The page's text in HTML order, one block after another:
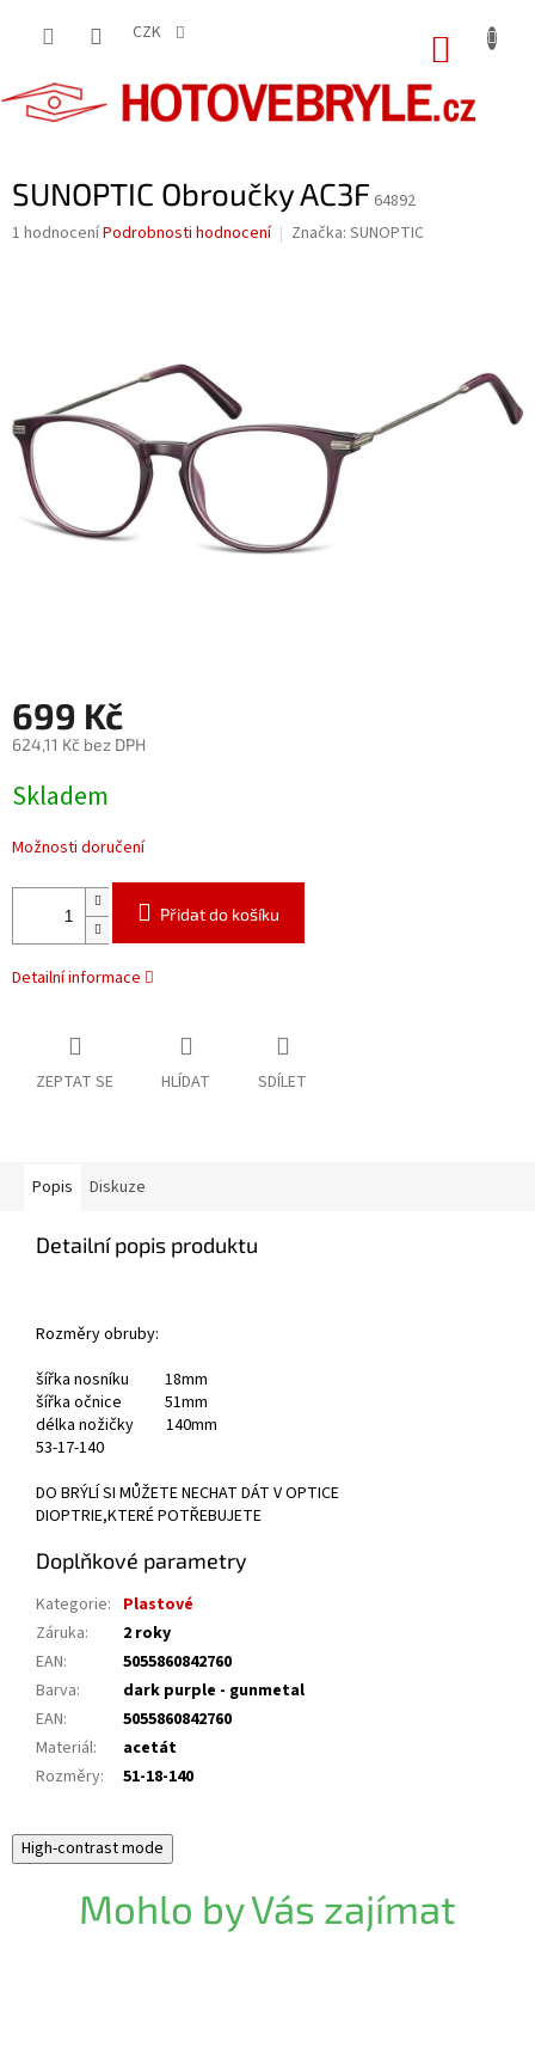
CZK
SUNOPTIC Obroučky AC3F 64892
Průměrné
1 hodnoceníPodrobnosti hodnocení Značka: SUNOPTIC
699 Kč
624,11 Kč bez DPH
cena:
Skladem
Možnosti doručení
Přidat do košíku
Detailní informace
ZEPTAT SE HLÍDAT SDÍLET
Popis Diskuze
Detailní popis produktu
Rozměry obruby:
šířka nosníku 18mm
šířka očnice 51mm
délka nožičky 140mm
53-17-140
DO BRÝLÍ SI MŮŽETE NECHAT DÁT V OPTICE
DIOPTRIE,KTERÉ POTŘEBUJETE
Doplňkové parametry
Kategorie: Plastové
Záruka:
2 roky
EAN:
5055860842760
Barva:
dark purple - gunmetal
EAN:
5055860842760
Materiál:
acetát
Rozměry: 51-18-140
High-contrast mode
Mohlo by Vás zajímat